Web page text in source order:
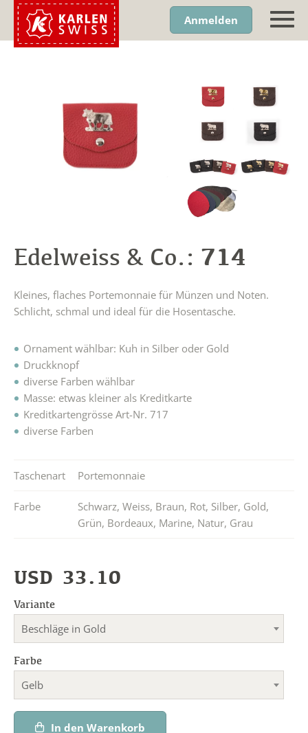
Anmelden
Edelweiss & Co.: 714
Kleines, flaches Portemonnaie für Münzen und Noten.
Schlicht, schmal und ideal für die Hosentasche.
Ornament wählbar: Kuh in Silber oder Gold
Druckknopf
diverse Farben wählbar
Masse: etwas kleiner als Kreditkarte
Kreditkartengrösse Art-Nr. 717
diverse Farben
Taschenart Portemonnaie
Farbe Schwarz, Weiss, Braun, Rot, Silber, Gold,
Grün, Bordeaux, Marine, Natur, Grau
USD 33.10
Variante
Beschläge in Gold
Farbe
Gelb
In den Warenkorb